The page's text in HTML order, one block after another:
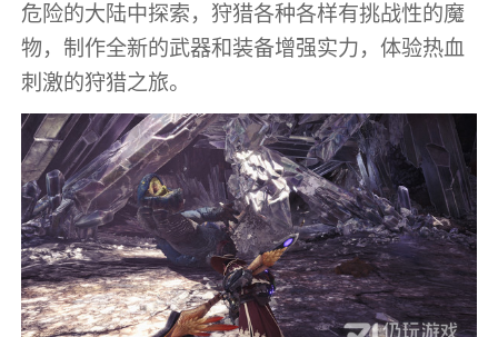
危险的大陆中探索，狩猎各种各样有挑战性的魔
物，制作全新的武器和装备增强实力，体验热血
刺激的狩猎之旅。